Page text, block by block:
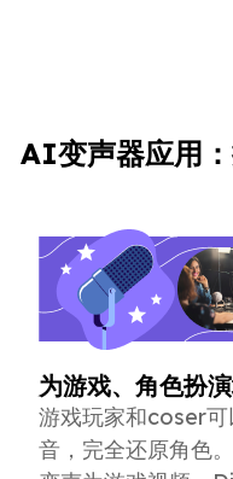
AI变声器应用
为游戏、角色扮
游戏玩家和coser可
音，完全还原角色